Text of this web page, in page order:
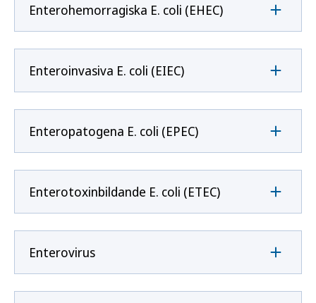
Enterohemorragiska E. coli (EHEC)
Enteroinvasiva E. coli (EIEC)
Enteropatogena E. coli (EPEC)
Enterotoxinbildande E. coli (ETEC)
Enterovirus